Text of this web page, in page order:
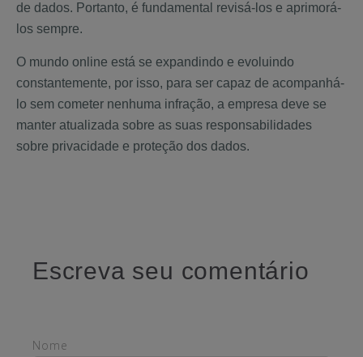
de dados. Portanto, é fundamental revisá-los e aprimorá-
los sempre.
O mundo online está se expandindo e evoluindo
constantemente, por isso, para ser capaz de acompanhá-
lo sem cometer nenhuma infração, a empresa deve se
manter atualizada sobre as suas responsabilidades
sobre privacidade e proteção dos dados.
Escreva seu comentário
Nome